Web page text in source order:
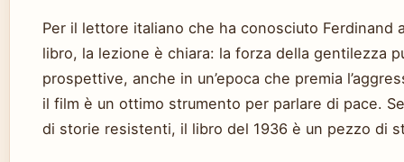
Per il lettore italiano che ha conosciuto Ferdinand
libro, la lezione è chiara: la forza della gentilezza
prospettive, anche in un’epoca che premia
il film è un ottimo strumento per parlare di pace.
di storie resistenti, il libro del 1936 è un pezzo di